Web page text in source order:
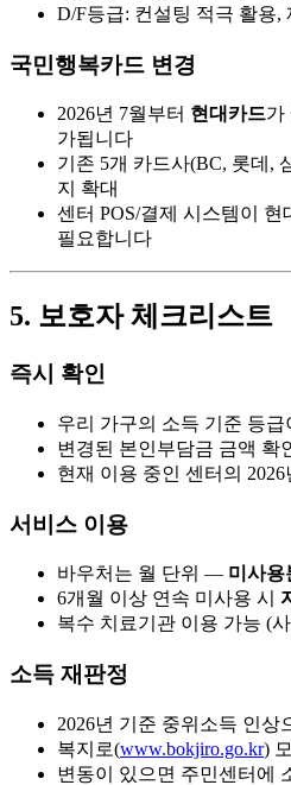
D/F등급: 컨설팅 적극 활용,
국민행복카드 변경
2026년 7월부터 현대카드가
가됩니다
기존 5개 카드사(BC, 롯데,
지 확대
센터 POS/결제 시스템이 현
필요합니다
5. 보호자 체크리스트
즉시 확인
우리 가구의 소득 기준 등
변경된 본인부담금 금액 확
현재 이용 중인 센터의
서비스 이용
바우처는 월 단위 — 미사용
6개월 이상 연속 미사용 시
복수 치료기관 이용 가능 (
소득 재판정
2026년 기준 중위소득 인상
복지로(www.bokjiro.go.kr)
변동이 있으면 주민센터에